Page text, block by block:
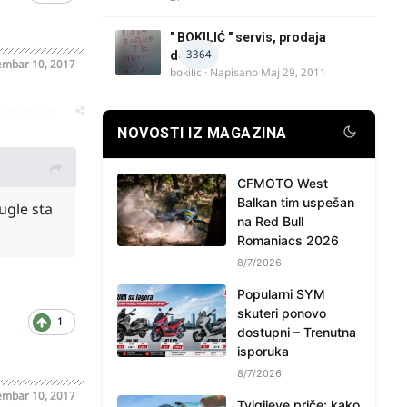
10, 2017
sta
1
10, 2017
3364
" BOKILIĆ " servis, prodaja
delova
bokilic · Napisano Maj 29, 2011
NOVOSTI IZ MAGAZINA
CFMOTO West
Balkan tim uspešan
na Red Bull
Romaniacs 2026
8/7/2026
Popularni SYM
skuteri ponovo
dostupni – Trenutna
isporuka
8/7/2026